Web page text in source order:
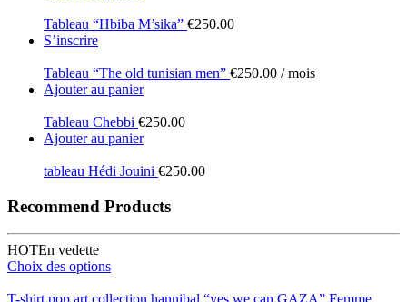
Tableau “Hbiba M’sika” €250.00
S’inscrire
Tableau “The old tunisian men” €250.00 / mois
Ajouter au panier
Tableau Chebbi €250.00
Ajouter au panier
tableau Hédi Jouini €250.00
Recommend Products
HOTEn vedette
Choix des options